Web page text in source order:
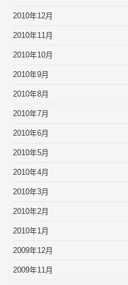
2010年12月
2010年11月
2010年10月
2010年9月
2010年8月
2010年7月
2010年6月
2010年5月
2010年4月
2010年3月
2010年2月
2010年1月
2009年12月
2009年11月